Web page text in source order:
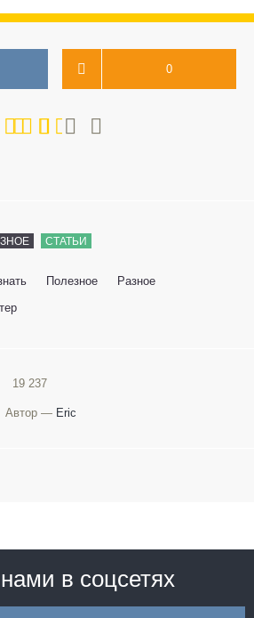
0
4 5
СТАТЬИ
Полезное
Разное
19 237
Автор — Eric
в соцсетях